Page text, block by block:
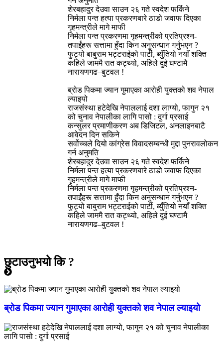
शेरबहादुर देउवा साउन २६ गते स्वदेश फर्किने
निर्मला पन्त हत्या प्रकरणबारे ठाडो जवाफ दिएका
गृहमन्त्रीले मागे माफी
निर्मला पन्त प्रकरणमा गृहमन्त्रीको प्रतिप्रश्न-
तपाईंहरू सत्तामा हुँदा किन अनुसन्धान गर्नुभएन ?
फुट्यो बाबुराम भट्टराईको पार्टी, ब्युँतियो नयाँ शक्ति
कहिले जाममै रात कट्थ्यो, अहिले दुई घण्टामै
नारायणगढ–बुटवल !
ब्रोड पिकमा ज्यान गुमाएका आरोही युक्तको शव नेपाल
ल्याइयो
राजसंस्था हटेदेखि नेपाललाई दशा लाग्यो, फागुन २१
को चुनाव नेपालीका लागि पासो : दुर्गा प्रसाई
कन्सुलर प्रमाणीकरण अब डिजिटल, अनलाइनबाटै
आवेदन दिन सकिने
सर्वोच्चले दियो कांग्रेस विवादसम्बन्धी मुद्दा पुनरावलोकन
गर्न अनुमति
शेरबहादुर देउवा साउन २६ गते स्वदेश फर्किने
निर्मला पन्त हत्या प्रकरणबारे ठाडो जवाफ दिएका
गृहमन्त्रीले मागे माफी
निर्मला पन्त प्रकरणमा गृहमन्त्रीको प्रतिप्रश्न-
तपाईंहरू सत्तामा हुँदा किन अनुसन्धान गर्नुभएन ?
फुट्यो बाबुराम भट्टराईको पार्टी, ब्युँतियो नयाँ शक्ति
कहिले जाममै रात कट्थ्यो, अहिले दुई घण्टामै
नारायणगढ–बुटवल !
छुटाउनुभयो कि ?
ब्रोड पिकमा ज्यान गुमाएका आरोही युक्तको शव नेपाल ल्याइयो